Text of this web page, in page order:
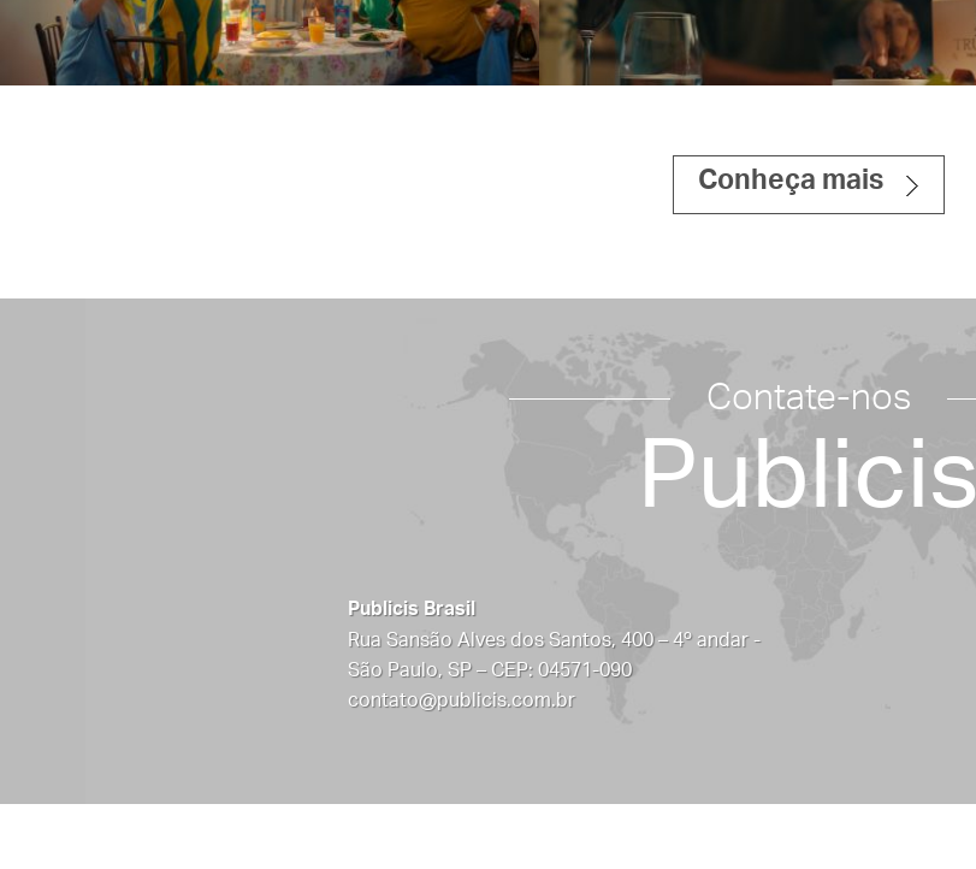
PUBLICIS PUBLICIS
Conheça mais
Contate-nos
Publicis
Publicis Brasil
Rua Sansão Alves dos Santos, 400 – 4º andar -
São Paulo, SP – CEP: 04571-090
contato@publicis.com.br